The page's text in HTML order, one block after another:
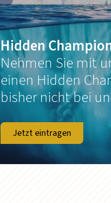
Hidden
Nehmen Sie mit
einen Hidden
bisher nicht bei
Jetzt eintragen